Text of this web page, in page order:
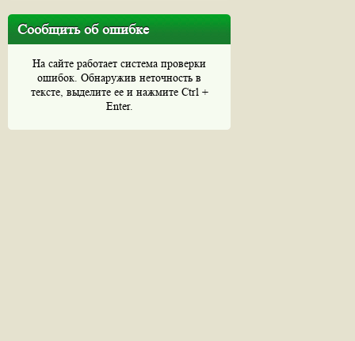
Сообщить об ошибке
На сайте работает система проверки
ошибок. Обнаружив неточность в
тексте, выделите ее и нажмите Ctrl +
Enter.